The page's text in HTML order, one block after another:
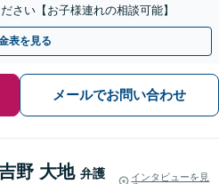
さい【お子様連れの相談可能】
表を見る
メールでお問い合わせ
野 大地 弁護
インタビューを見